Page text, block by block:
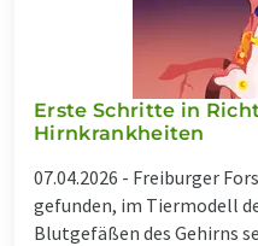
Erste Schritte in
Hirnkrankheiten
07.04.2026 - Freiburger
gefunden, im Tiermodell
Blutgefäßen des Gehirns